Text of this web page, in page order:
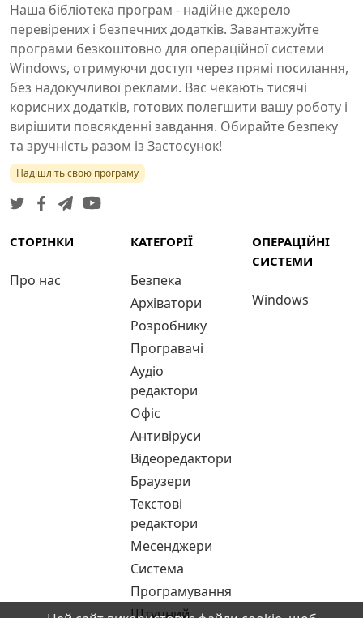
Наша бібліотека програм - надійне джерело
перевірених і безпечних додатків. Завантажуйте
програми безкоштовно для операційної системи
Windows, отримуючи доступ через прямі посилання,
без надокучливої реклами. Вас чекають тисячі
корисних додатків, готових полегшити вашу роботу і
вирішити повсякденні завдання. Обирайте безпеку
та зручність разом із Застосунок!
Надішліть свою програму
СТОРІНКИ
Про нас
КАТЕГОРІЇ
Безпека
Архіватори
Розробнику
Програвачі
Аудіо
редактори
Офіс
Антивіруси
Відеоредактори
Браузери
Текстові
редактори
Месенджери
Система
Програмування
Штучний
ОПЕРАЦІЙНІ
СИСТЕМИ
Windows